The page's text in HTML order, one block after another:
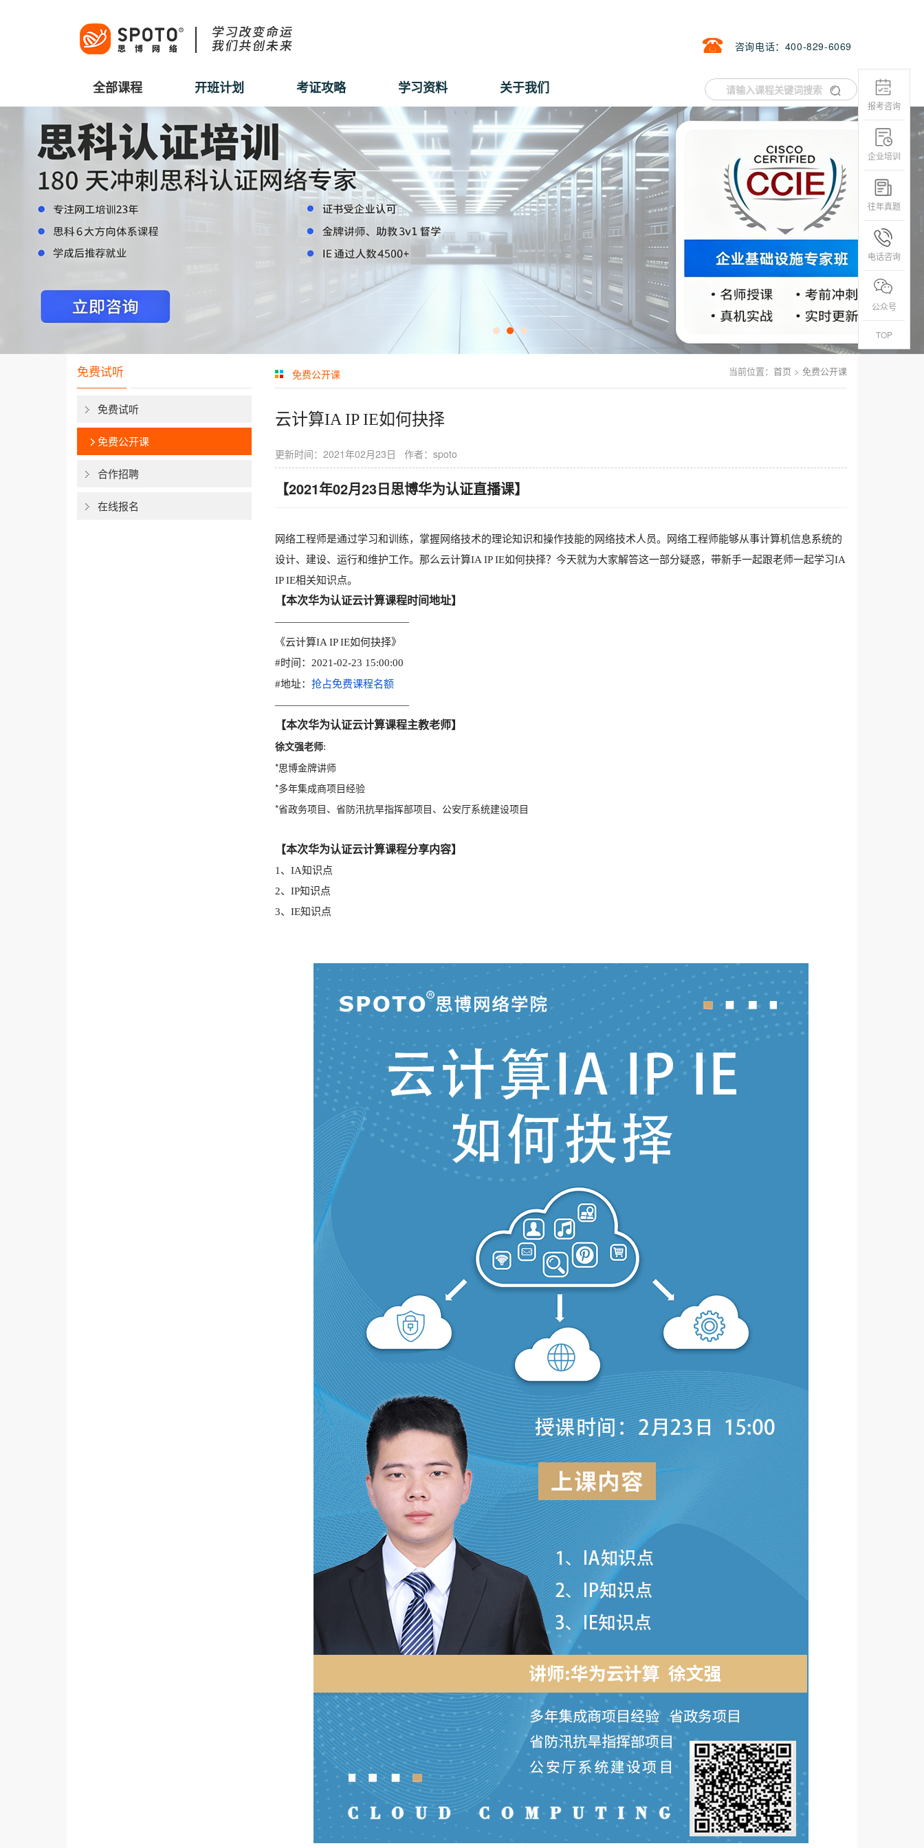
咨询电话：400-829-6069
全部课程 开班计划 考证攻略 学习资料 关于我们
免费试听
免费试听
免费公开课
合作招聘
在线报名
免费公开课 当前位置： 首页 > 免费公开课
云计算IA IP IE如何抉择
更新时间：2021年02月23日 作者：spoto
【2021年02月23日思博华为认证直播课】
网络工程师是通过学习和训练，掌握网络技术的理论知识和操作技能的网络技术人员。网络工程师能够从事计算机信息系统的
设计、建设、运行和维护工作。那么云计算IA IP IE如何抉择？今天就为大家解答这一部分疑惑，带新手一起跟老师一起学习IA
IP IE相关知识点。
【本次华为认证云计算课程时间地址】
—————————————
《云计算IA IP IE如何抉择》
#时间：2021-02-23 15:00:00
#地址： 抢占免费课程名额
—————————————
【本次华为认证云计算课程主教老师】
徐文强老师:
*思博金牌讲师
*多年集成商项目经验
*省政务项目、省防汛抗旱指挥部项目、公安厅系统建设项目
【本次华为认证云计算课程分享内容】
1、IA知识点
2、IP知识点
3、IE知识点
报考咨询
企业培训
往年真题
电话咨询
公众号
TOP